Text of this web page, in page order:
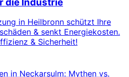
in Heilbronn schützt Ihre
& senkt Energiekosten.
& Sicherheit!